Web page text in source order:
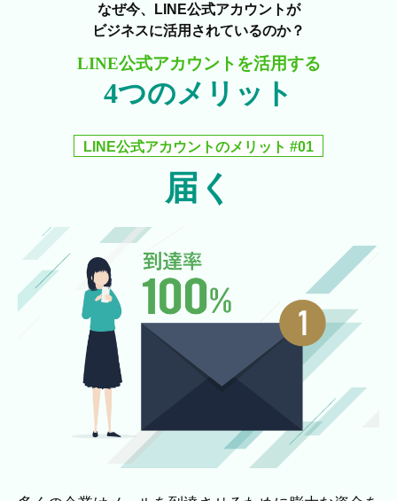
なぜ今、LINE公式アカウントが
ビジネスに活用されているのか？
LINE公式アカウントを活用する
4つのメリット
LINE公式アカウントのメリット #01
届く